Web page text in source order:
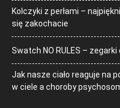
Kolczyki z perłami –
się zakochacie
Swatch NO RULES –
Jak nasze ciało reaguje na
w ciele a choroby